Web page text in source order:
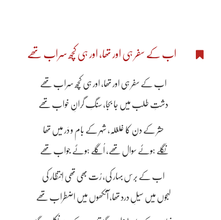
اب کے سفر ہی اور تھا، اور ہی کچھ سراب تھے
اب کے سفر ہی اور تھا، اور ہی کچھ سراب تھے
دشتِ طلب میں جا بجا، سنگِ گرانِ خواب تھے
حشر کے دن کا غلغلہ، شہر کے بام و دَر میں تھا
نگلے ہوئے سوال تھے، اُگلے ہوئے جواب تھے
اب کے برس بہار کی، رُت بھی تھی اِنتظار کی
لہجوں میں سیلِ درد تھا، آنکھوں میں اضطراب تھے